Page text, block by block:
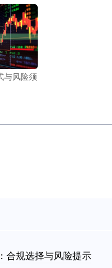
与风险须
合规选择与风险提示